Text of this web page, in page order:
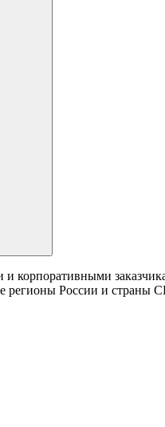
и корпоративными
регионы России и страны